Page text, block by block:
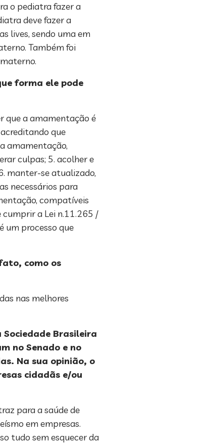
o pediatra fazer a
deve fazer a
lives, sendo uma em
Também foi
forma ele pode
que a amamentação é
que
amamentação,
culpas; 5. acolher e
manter-se atualizado,
necessários para
compatíveis
cumprir a Lei n.11.265 /
um processo que
como os
nas melhores
Brasileira
no Senado e no
Na sua opinião, o
cidadãs e/ou
para a saúde de
em empresas.
tudo sem esquecer da